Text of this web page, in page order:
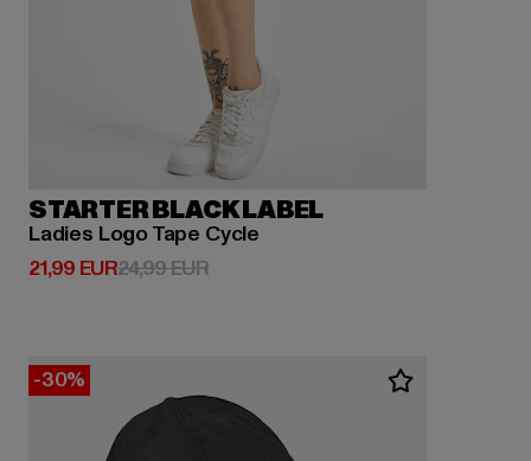
STARTER BLACK LABEL
Ladies Logo Tape Cycle
21,99 EUR
Derzeitiger Preis: 21,99 EUR
24,99 EURAktionspreis: 24,99 EUR
-30%